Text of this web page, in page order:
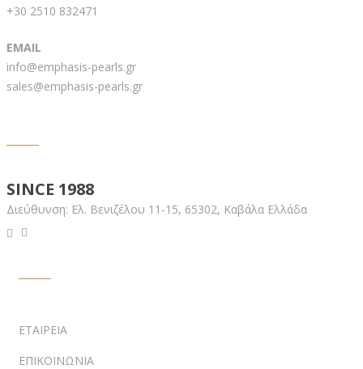
+30 2510 832471
EMAIL
info@emphasis-pearls.gr
sales@emphasis-pearls.gr
SINCE 1988
Διεύθυνση: Ελ. Βενιζέλου 11-15, 65302, Καβάλα Ελλάδα
ΕΤΑΙΡΕΙΑ
ΕΠΙΚΟΙΝΩΝΙΑ